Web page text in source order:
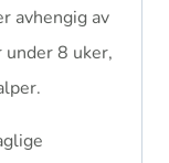
avhengig av
under 8 uker,